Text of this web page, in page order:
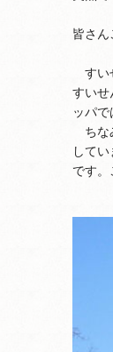
皆さ
すい
すいせ
ッパ
ちな
して
です。